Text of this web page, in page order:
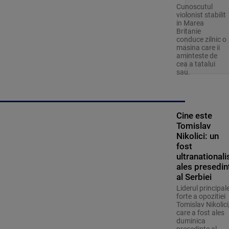
Cunoscutul
violonist stabilit
in Marea
Britanie
conduce zilnic o
masina care ii
aminteste de
cea a tatalui
sau.
Cine este
Tomislav
Nikolici: un
fost
ales
al Serbiei
Liderul
forte a opozitiei
Tomislav Nikolici,
care a fost ales
duminica